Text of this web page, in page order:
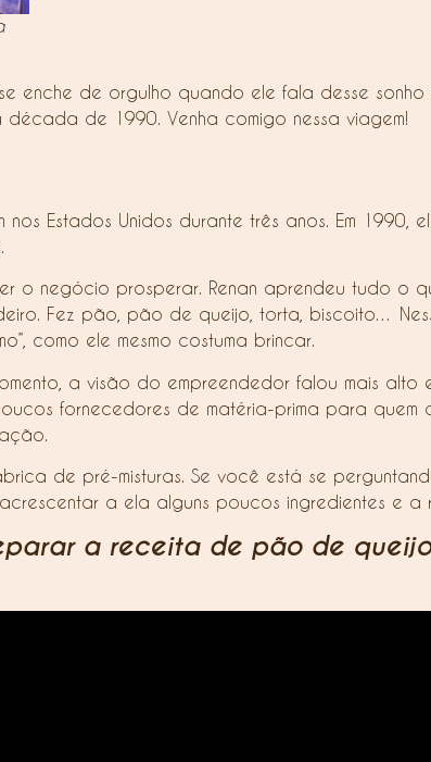
enche de orgulho quando ele fala desse
de 1990. Venha comigo nessa viagem!
Estados Unidos durante três anos. Em 1990,
o negócio prosperar. Renan aprendeu tudo o
Fez pão, pão de queijo, torta, biscoito…
como ele mesmo costuma brincar.
a visão do empreendedor falou mais alto
fornecedores de matéria-prima para quem
de pré-misturas. Se você está se
a ela alguns poucos ingredientes e
a receita de pão de